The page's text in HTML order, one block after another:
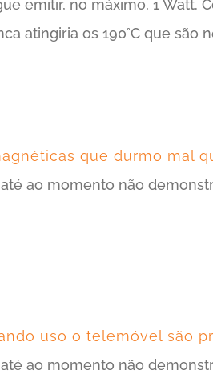
emitir, no máximo, 1 Watt.
atingiria os 190°C que são
que durmo mal
ao momento não
uso o telemóvel são
ao momento não